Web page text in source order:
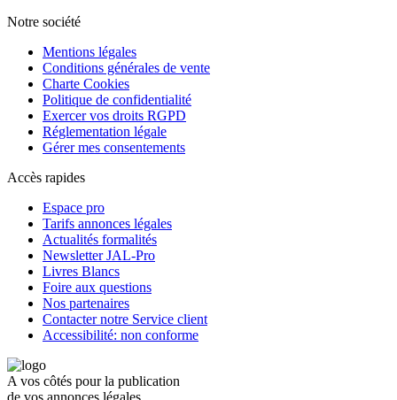
Notre société
Mentions légales
Conditions générales de vente
Charte Cookies
Politique de confidentialité
Exercer vos droits RGPD
Réglementation légale
Gérer mes consentements
Accès rapides
Espace pro
Tarifs annonces légales
Actualités formalités
Newsletter JAL-Pro
Livres Blancs
Foire aux questions
Nos partenaires
Contacter notre Service client
Accessibilité: non conforme
A vos côtés pour la publication
de vos annonces légales